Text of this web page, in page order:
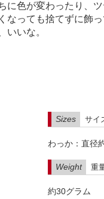
に色が変わったり、
なっても捨てずに飾
いいな。
Sizes サイ
わっか：直径
Weight 重
約30グラム